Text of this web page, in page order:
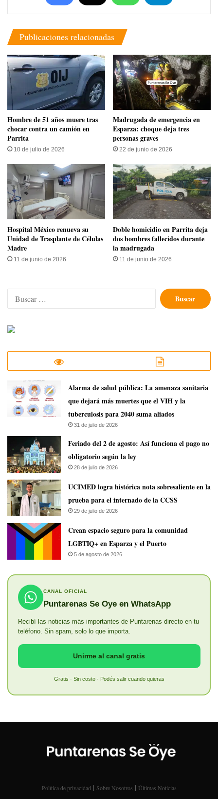
Publicaciones relacionadas
Hombre de 51 años muere tras
chocar contra un camión en
Parrita
10 de julio de 2026
Madrugada de emergencia en
Esparza: choque deja tres
personas graves
22 de junio de 2026
Hospital México renueva su
Unidad de Trasplante de Células
Madre
11 de junio de 2026
Doble homicidio en Parrita deja
dos hombres fallecidos durante
la madrugada
11 de junio de 2026
Buscar:
​Alarma de salud pública: La amenaza sanitaria
que dejará más muertes que el VIH y la
tuberculosis para 2040 suma aliados
31 de julio de 2026
Feriado del 2 de agosto: Así funciona el pago no
obligatorio según la ley
28 de julio de 2026
UCIMED logra histórica nota sobresaliente en la
prueba para el internado de la CCSS
29 de julio de 2026
Crean espacio seguro para la comunidad
LGBTIQ+ en Esparza y el Puerto
5 de agosto de 2026
CANAL OFICIAL
Puntarenas Se Oye en WhatsApp
Recibí las noticias más importantes de Puntarenas directo en tu
teléfono. Sin spam, solo lo que importa.
Unirme al canal gratis
Gratis · Sin costo · Podés salir cuando quieras
Política de privacidad | Sobre Nosotros | Últimas Noticias